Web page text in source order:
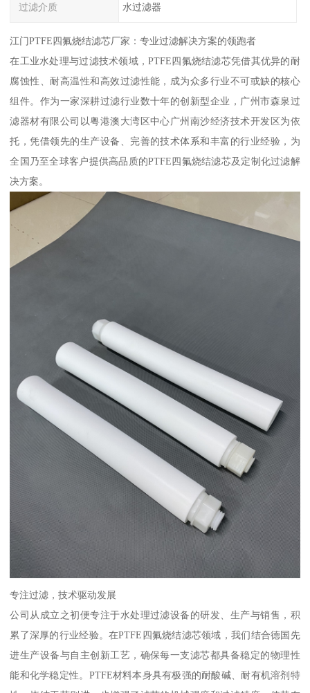
过滤介质 水过滤器
江门PTFE四氟烧结滤芯厂家：专业过滤解决方案的领跑者
在工业水处理与过滤技术领域，PTFE四氟烧结滤芯凭借其优异的耐
腐蚀性、耐高温性和高效过滤性能，成为众多行业不可或缺的核心
组件。作为一家深耕过滤行业数十年的创新型企业，广州市森泉过
滤器材有限公司以粤港澳大湾区中心广州南沙经济技术开发区为依
托，凭借领先的生产设备、完善的技术体系和丰富的行业经验，为
全国乃至全球客户提供高品质的PTFE四氟烧结滤芯及定制化过滤解
决方案。
专注过滤，技术驱动发展
公司从成立之初便专注于水处理过滤设备的研发、生产与销售，积
累了深厚的行业经验。在PTFE四氟烧结滤芯领域，我们结合德国先
进生产设备与自主创新工艺，确保每一支滤芯都具备稳定的物理性
能和化学稳定性。PTFE材料本身具有极强的耐酸碱、耐有机溶剂特